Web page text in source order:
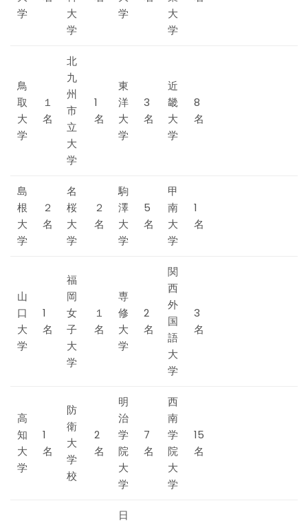
学
大
学
学
大
学
鳥
取
大
学
１
名
北
九
州
市
立
大
学
1
名
東
洋
大
学
3
名
近
畿
大
学
8
名
島
根
大
学
２
名
名
桜
大
学
２
名
駒
澤
大
学
5
名
甲
南
大
学
1
名
山
口
大
学
1
名
福
岡
女
子
大
学
１
名
専
修
大
学
2
名
関
西
外
国
語
大
学
3
名
高
知
大
学
1
名
防
衛
大
学
校
2
名
明
治
学
院
大
学
7
名
西
南
学
院
大
学
15
名
日